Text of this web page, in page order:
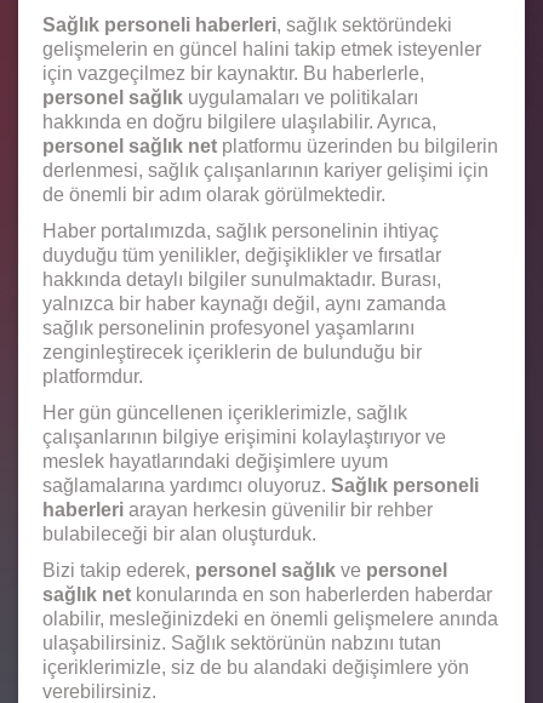
Sağlık personeli haberleri, sağlık sektöründeki
gelişmelerin en güncel halini takip etmek isteyenler
için vazgeçilmez bir kaynaktır. Bu haberlerle,
personel sağlık uygulamaları ve politikaları
hakkında en doğru bilgilere ulaşılabilir. Ayrıca,
personel sağlık net platformu üzerinden bu bilgilerin
derlenmesi, sağlık çalışanlarının kariyer gelişimi için
de önemli bir adım olarak görülmektedir.
Haber portalımızda, sağlık personelinin ihtiyaç
duyduğu tüm yenilikler, değişiklikler ve fırsatlar
hakkında detaylı bilgiler sunulmaktadır. Burası,
yalnızca bir haber kaynağı değil, aynı zamanda
sağlık personelinin profesyonel yaşamlarını
zenginleştirecek içeriklerin de bulunduğu bir
platformdur.
Her gün güncellenen içeriklerimizle, sağlık
çalışanlarının bilgiye erişimini kolaylaştırıyor ve
meslek hayatlarındaki değişimlere uyum
sağlamalarına yardımcı oluyoruz. Sağlık personeli
haberleri arayan herkesin güvenilir bir rehber
bulabileceği bir alan oluşturduk.
Bizi takip ederek, personel sağlık ve personel
sağlık net konularında en son haberlerden haberdar
olabilir, mesleğinizdeki en önemli gelişmelere anında
ulaşabilirsiniz. Sağlık sektörünün nabzını tutan
içeriklerimizle, siz de bu alandaki değişimlere yön
verebilirsiniz.